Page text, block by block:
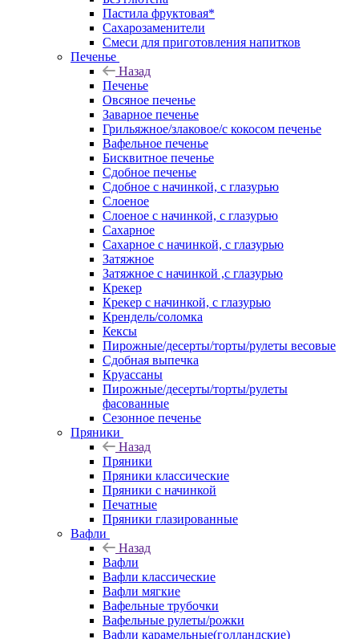
Пастила фруктовая*
Сахарозаменители
Смеси для приготовления напитков
Печенье
Назад
Печенье
Овсяное печенье
Заварное печенье
Грильяжное/злаковое/с кокосом печенье
Вафельное печенье
Бисквитное печенье
Сдобное печенье
Сдобное с начинкой, с глазурью
Слоеное
Слоеное с начинкой, с глазурью
Сахарное
Сахарное с начинкой, с глазурью
Затяжное
Затяжное с начинкой ,с глазурью
Крекер
Крекер с начинкой, с глазурью
Крендель/соломка
Кексы
Пирожные/десерты/торты/рулеты весовые
Сдобная выпечка
Круассаны
Пирожные/десерты/торты/рулеты
фасованные
Сезонное печенье
Пряники
Назад
Пряники
Пряники классические
Пряники с начинкой
Печатные
Пряники глазированные
Вафли
Назад
Вафли
Вафли классические
Вафли мягкие
Вафельные трубочки
Вафельные рулеты/рожки
Вафли карамельные(голландские)